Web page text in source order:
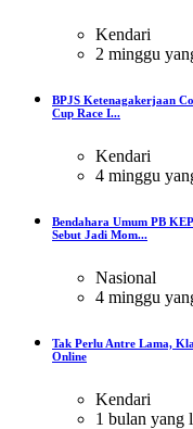
Kendari
2 minggu
BPJS Ketenagakerjaan
Cup Race I...
Kendari
4 minggu
Bendahara Umum PB
Sebut Jadi Mom...
Nasional
4 minggu
Tak Perlu Antre Lama,
Online
Kendari
1 bulan yang